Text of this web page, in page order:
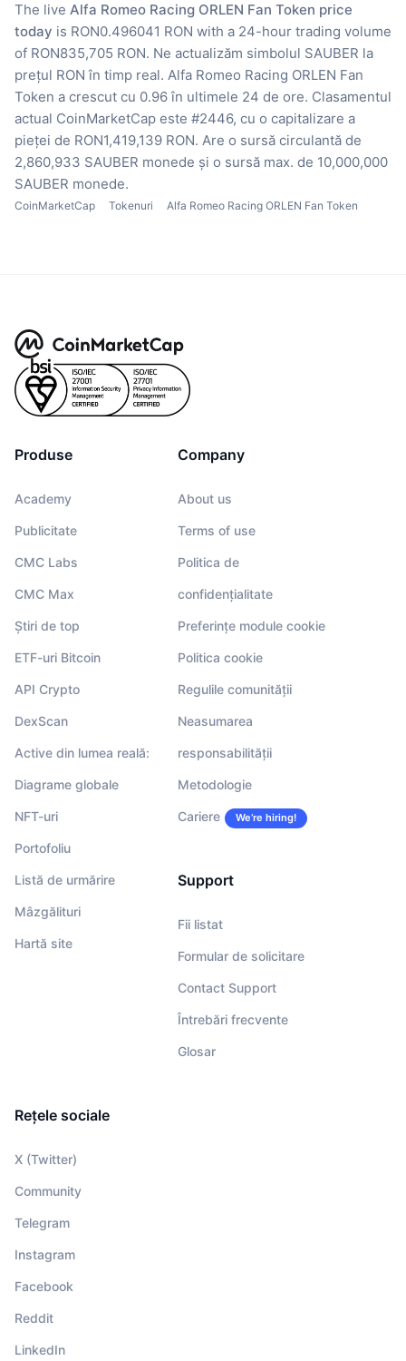
The live Alfa Romeo Racing ORLEN Fan Token price
today is RON0.496041 RON with a 24-hour trading volume
of RON835,705 RON. Ne actualizăm simbolul SAUBER la
prețul RON în timp real. Alfa Romeo Racing ORLEN Fan
Token a crescut cu 0.96 în ultimele 24 de ore. Clasamentul
actual CoinMarketCap este #2446, cu o capitalizare a
pieței de RON1,419,139 RON. Are o sursă circulantă de
2,860,933 SAUBER monede și o sursă max. de 10,000,000
SAUBER monede.
CoinMarketCap Tokenuri Alfa Romeo Racing ORLEN Fan Token
Produse
Academy
Publicitate
CMC Labs
CMC Max
Știri de top
ETF-uri Bitcoin
API Crypto
DexScan
Active din lumea reală:
Diagrame globale
NFT-uri
Portofoliu
Listă de urmărire
Mâzgălituri
Hartă site
Company
About us
Terms of use
Politica de
confidențialitate
Preferințe module cookie
Politica cookie
Regulile comunității
Neasumarea
responsabilității
Metodologie
Cariere We’re hiring!
Support
Fii listat
Formular de solicitare
Contact Support
Întrebări frecvente
Glosar
Rețele sociale
X (Twitter)
Community
Telegram
Instagram
Facebook
Reddit
LinkedIn